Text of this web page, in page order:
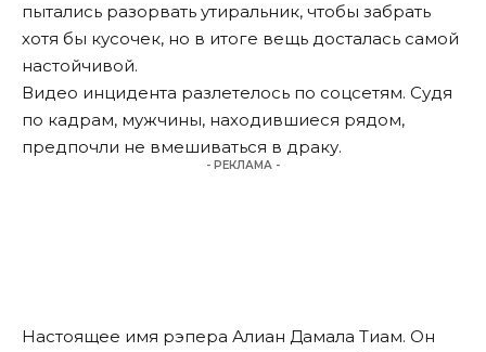
пытались разорвать утиральник, чтобы забрать
хотя бы кусочек, но в итоге вещь досталась самой
настойчивой.
Видео инцидента разлетелось по соцсетям. Судя
по кадрам, мужчины, находившиеся рядом,
предпочли не вмешиваться в драку.
- РЕКЛАМА -
Настоящее имя рэпера Алиан Дамала Тиам. Он